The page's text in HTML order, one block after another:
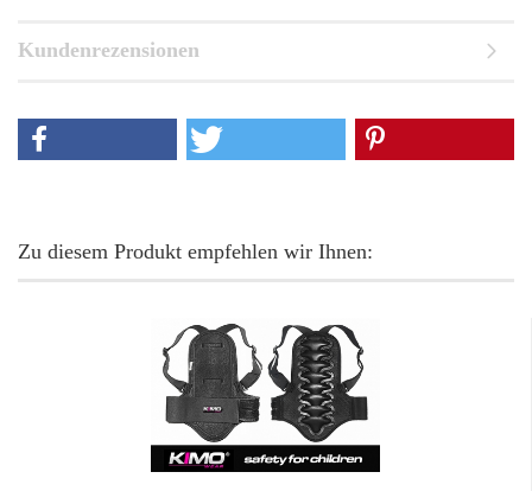
Kundenrezensionen
Zu diesem Produkt empfehlen wir Ihnen: